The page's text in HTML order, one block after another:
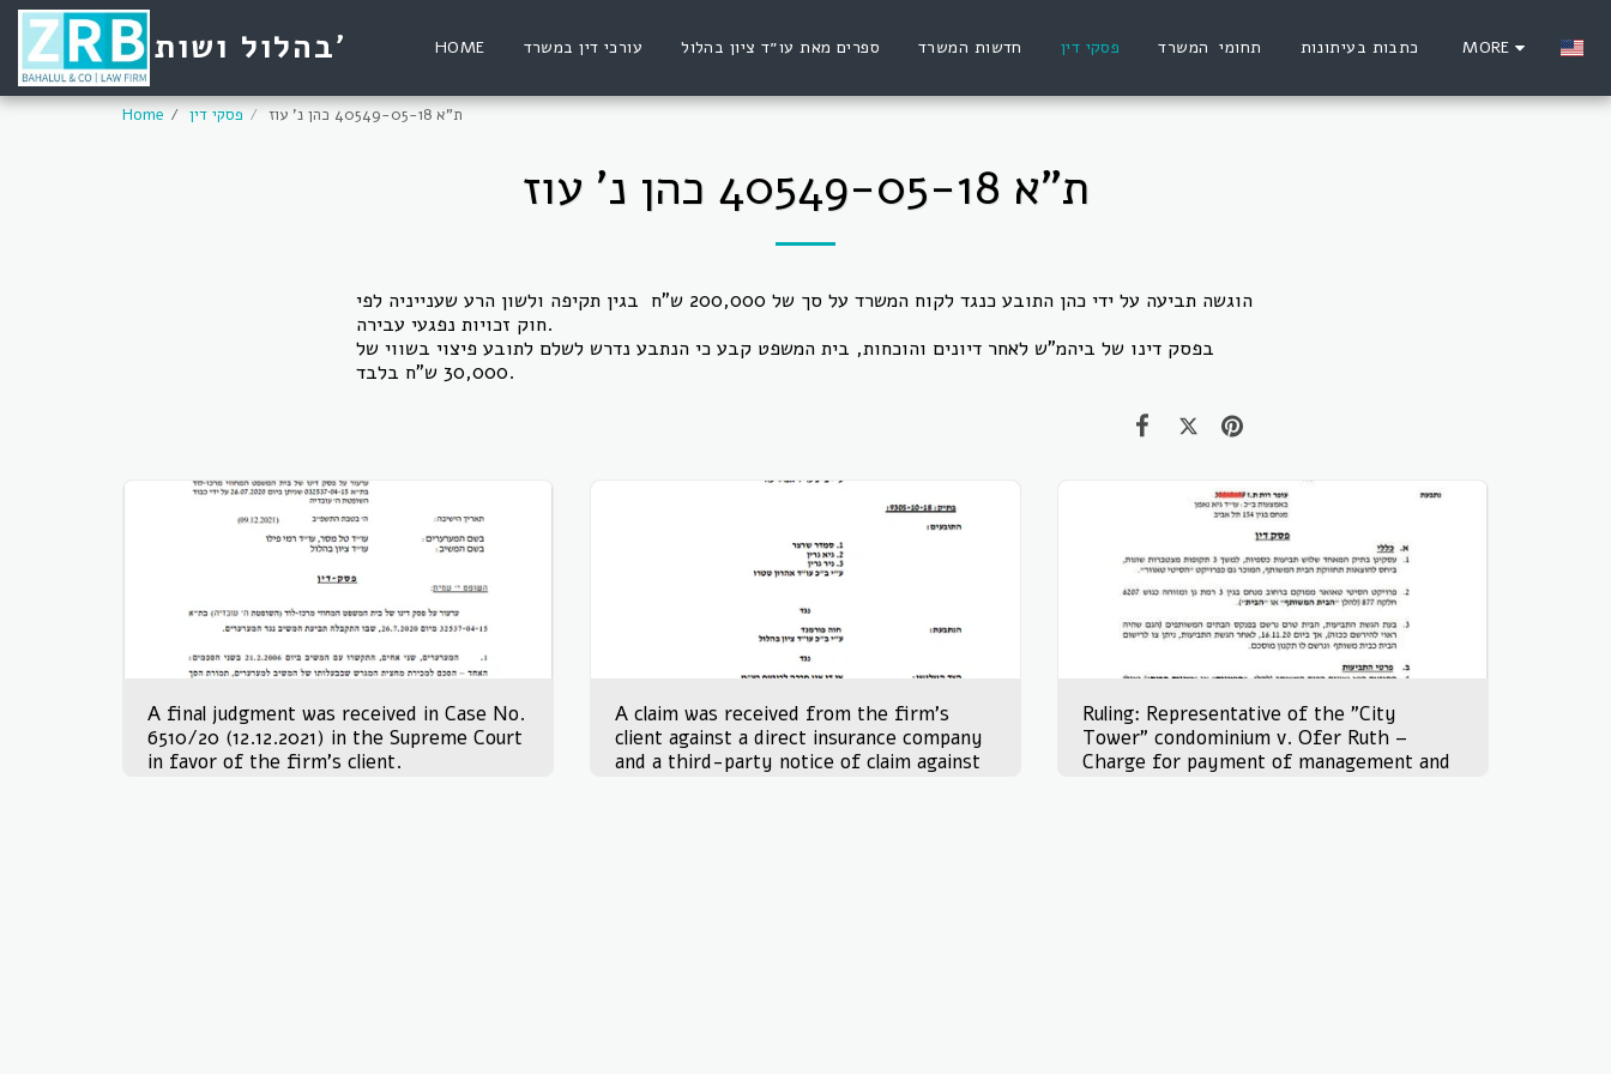
בהלול ושות' HOME עורכי דין במשרד ספרים מאת עו״ד ציון בהלול חדשות המשרד פסקי דין תחומי המשרד MORE
Home פסקי דין ת"א 40549-05-18 כהן נ' עוז
ת"א 40549-05-18 כהן נ' עוז
הוגשה תביעה על ידי כהן התובע כנגד לקוח המשרד על סך של 200,000 ש"ח בגין תקיפה ולשון הרע שענייניה לפי
חוק זכויות נפגעי עבירה.
בפסק דינו של ביהמ"ש לאחר דיונים והוכחות, בית המשפט קבע כי הנתבע נדרש לשלם לתובע פיצוי בשווי של
30,000 ש"ח בלבד.
A final judgment was received in Case No.
6510/20 (12.12.2021) in the Supreme Court
in favor of the firm's client.
A claim was received from the firm's
client against a direct insurance company
and a third-party notice of claim against
Ruling: Representative of the "City
Tower" condominium v. Ofer Ruth –
Charge for payment of management and